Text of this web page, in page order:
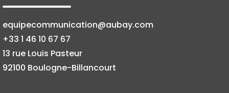
equipecommunication@aubay.com
+33 1 46 10 67 67
13 rue Louis Pasteur
92100 Boulogne-Billancourt